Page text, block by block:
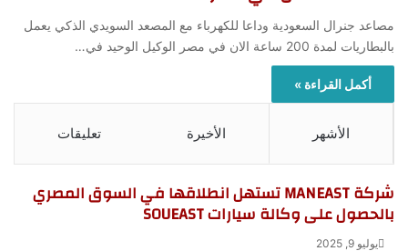
مصاعد جنرال السعودية وداعا للكهرباء مع المصعد السويدي الذكي يعمل
بالبطاريات لمدة 200 ساعة الان في مصر الوكيل الوحيد في…
أكمل القراءة »
الأشهر الأخيرة تعليقات
شركة MANEAST تستهل انطلاقها في السوق المصري
بالحصول على وكالة سيارات SOUEAST
يوليو 9, 2025